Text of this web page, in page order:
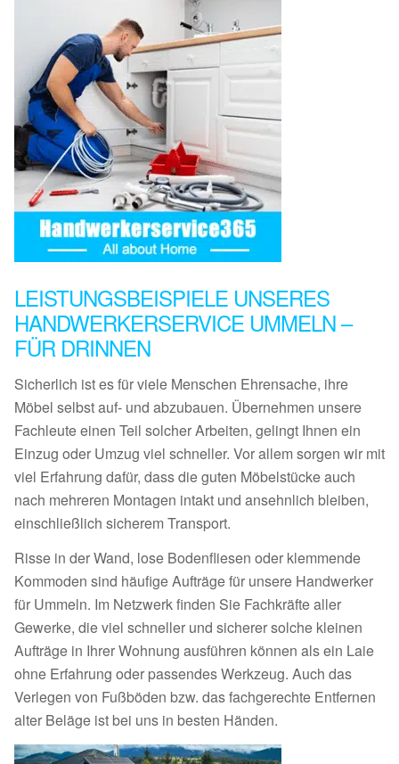
LEISTUNGSBEISPIELE UNSERES
HANDWERKERSERVICE UMMELN –
FÜR DRINNEN
Sicherlich ist es für viele Menschen Ehrensache, ihre
Möbel selbst auf- und abzubauen. Übernehmen unsere
Fachleute einen Teil solcher Arbeiten, gelingt Ihnen ein
Einzug oder Umzug viel schneller. Vor allem sorgen wir mit
viel Erfahrung dafür, dass die guten Möbelstücke auch
nach mehreren Montagen intakt und ansehnlich bleiben,
einschließlich sicherem Transport.
Risse in der Wand, lose Bodenfliesen oder klemmende
Kommoden sind häufige Aufträge für unsere Handwerker
für Ummeln. Im Netzwerk finden Sie Fachkräfte aller
Gewerke, die viel schneller und sicherer solche kleinen
Aufträge in Ihrer Wohnung ausführen können als ein Laie
ohne Erfahrung oder passendes Werkzeug. Auch das
Verlegen von Fußböden bzw. das fachgerechte Entfernen
alter Beläge ist bei uns in besten Händen.